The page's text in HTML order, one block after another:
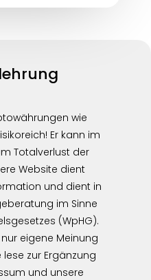
wie
Er kann im
Totalverlust der
Website dient
und dient in
im Sinne
(WpHG).
eigene Meinung
zur Ergänzung
und unsere